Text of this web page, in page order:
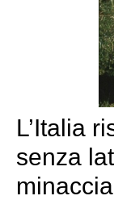
L’Italia
senza